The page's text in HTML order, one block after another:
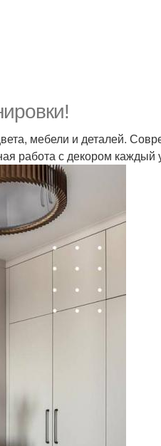
мебели и деталей.
работа с декором каждый